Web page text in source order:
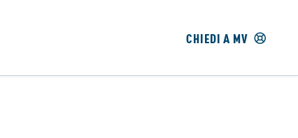
CHIEDI A MV